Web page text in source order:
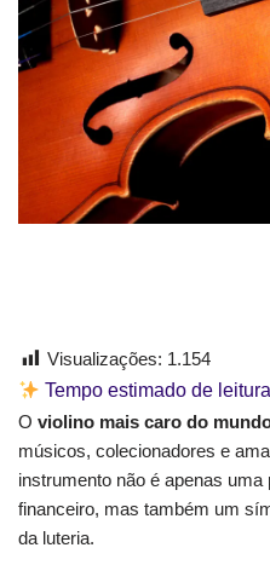
Visualizações: 1.154
Tempo estimado de
O violino mais caro do
músicos, colecionadores e
instrumento não é apenas
financeiro, mas também um
da luteria.